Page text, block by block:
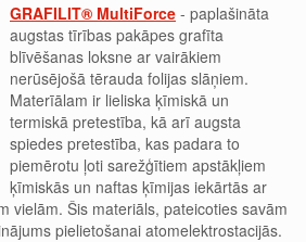
GRAFILIT® MultiForce - paplašināta
augstas tīrības pakāpes grafīta
blīvēšanas loksne ar vairākiem
nerūsējošā tērauda folijas slāņiem.
Materīālam ir lieliska ķīmiskā un
termiskā pretestība, kā arī augsta
spiedes pretestība, kas padara to
piemērotu ļoti sarežģītiem apstākļiem
ķīmiskās un naftas ķīmijas iekārtās ar
vielām. Šis materiāls, pateicoties savām
pielietošanai atomelektrostacijās.